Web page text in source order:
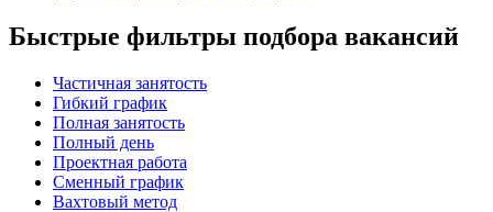
Быстрые фильтры подбора вакансий
Частичная занятость
Гибкий график
Полная занятость
Полный день
Проектная работа
Сменный график
Вахтовый метод